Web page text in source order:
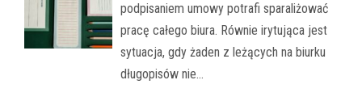
podpisaniem umowy potrafi sparaliżować
pracę całego biura. Równie irytująca jest
sytuacja, gdy żaden z leżących na biurku
długopisów nie…